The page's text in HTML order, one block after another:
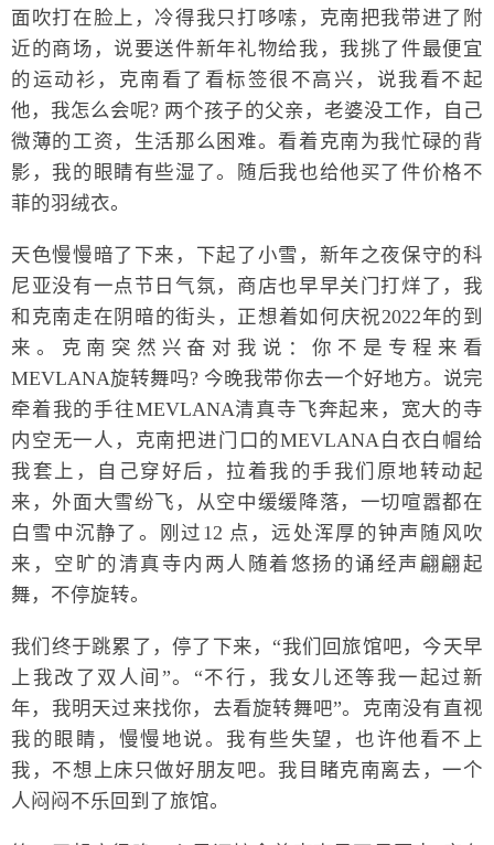
面吹打在脸上，冷得我只打哆嗦，克南把我带进了附
近的商场，说要送件新年礼物给我，我挑了件最便宜
的运动衫，克南看了看标签很不高兴，说我看不起
他，我怎么会呢? 两个孩子的父亲，老婆没工作，自己
微薄的工资，生活那么困难。看着克南为我忙碌的背
影，我的眼睛有些湿了。随后我也给他买了件价格不
菲的羽绒衣。
天色慢慢暗了下来，下起了小雪，新年之夜保守的科
尼亚没有一点节日气氛，商店也早早关门打烊了，我
和克南走在阴暗的街头，正想着如何庆祝2022年的到
来。克南突然兴奋对我说：你不是专程来看
MEVLANA旋转舞吗? 今晚我带你去一个好地方。说完
牵着我的手往MEVLANA清真寺飞奔起来，宽大的寺
内空无一人，克南把进门口的MEVLANA白衣白帽给
我套上，自己穿好后，拉着我的手我们原地转动起
来，外面大雪纷飞，从空中缓缓降落，一切喧嚣都在
白雪中沉静了。刚过12 点，远处浑厚的钟声随风吹
来，空旷的清真寺内两人随着悠扬的诵经声翩翩起
舞，不停旋转。
我们终于跳累了，停了下来，“我们回旅馆吧，今天早
上我改了双人间”。“不行，我女儿还等我一起过新
年，我明天过来找你，去看旋转舞吧”。克南没有直视
我的眼睛，慢慢地说。我有些失望，也许他看不上
我，不想上床只做好朋友吧。我目睹克南离去，一个
人闷闷不乐回到了旅馆。